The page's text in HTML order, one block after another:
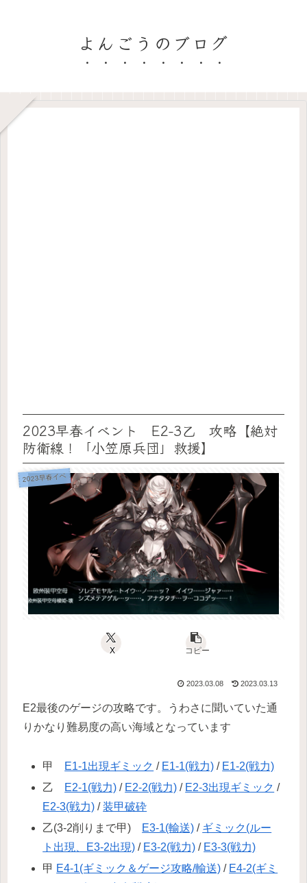
よんごうのブログ
2023早春イベント E2-3乙 攻略【絶対
防衛線！「小笠原兵団」救援】
2023早春イベ
X コピー
2023.03.08 2023.03.13
E2最後のゲージの攻略です。うわさに聞いていた通
りかなり難易度の高い海域となっています
甲 E1-1出現ギミック / E1-1(戦力) / E1-2(戦力)
乙
E2-1(戦力) / E2-2(戦力) / E2-3出現ギミック /
E2-3(戦力) /装甲破砕
乙(3-2削りまで甲)
E3-1(輸送) / ギミック(ルー
ト出現、E3-2出現) / E3-2(戦力) / E3-3(戦力)
甲 E4-1(ギミック＆ゲージ攻略/輸送) / E4-2(ギミ